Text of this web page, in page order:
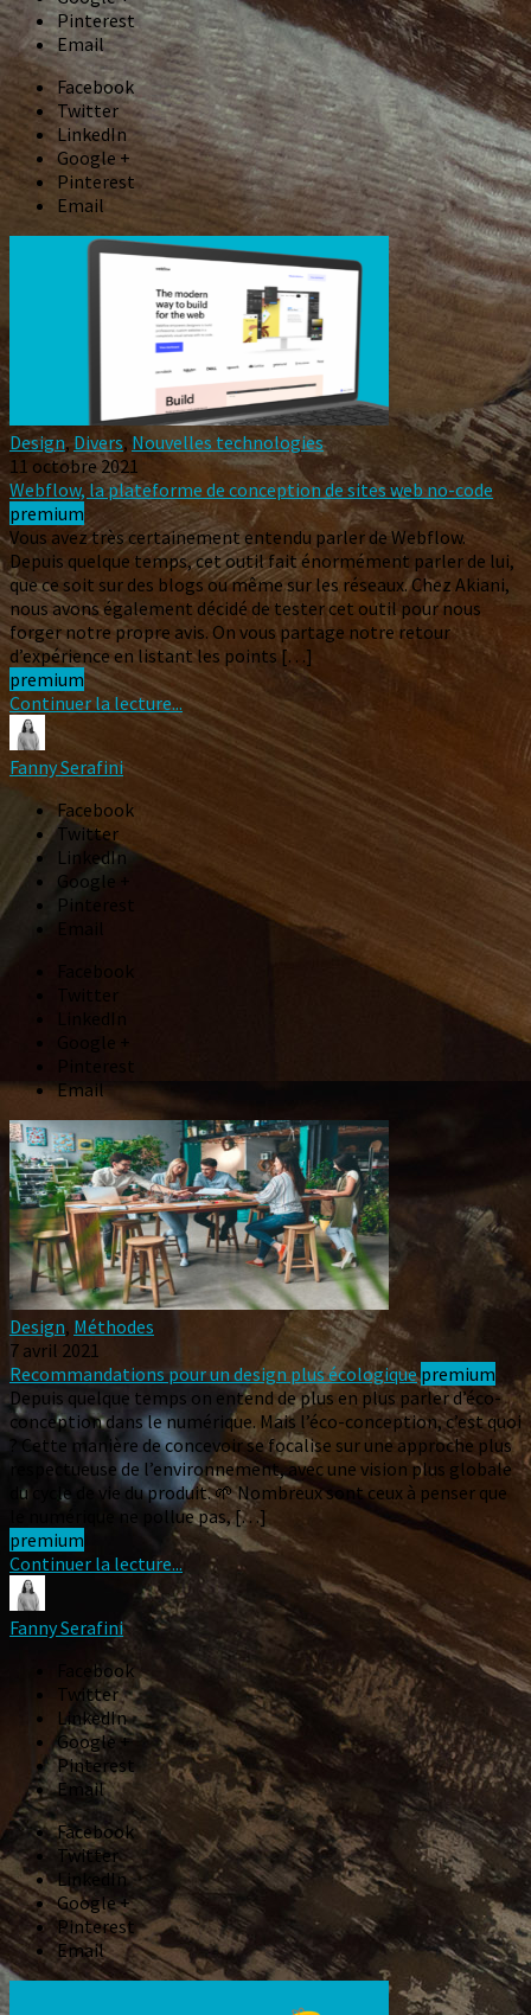
Pinterest
Email
Facebook
Twitter
LinkedIn
Google +
Pinterest
Email
Design, Divers, Nouvelles technologies
11 octobre 2021
Webflow, la plateforme de conception de sites web no-code
premium
Vous avez très certainement entendu parler de Webflow.
Depuis quelque temps, cet outil fait énormément parler de lui,
que ce soit sur des blogs ou même sur les réseaux. Chez Akiani,
nous avons également décidé de tester cet outil pour nous
forger notre propre avis. On vous partage notre retour
d’expérience en listant les points […]
premium
Continuer la lecture...
Fanny Serafini
Facebook
Twitter
LinkedIn
Google +
Pinterest
Email
Facebook
Twitter
LinkedIn
Google +
Pinterest
Email
Design, Méthodes
7 avril 2021
Recommandations pour un design plus écologique premium
Depuis quelque temps on entend de plus en plus parler d’éco-
conception dans le numérique. Mais l’éco-conception, c’est quoi
? Cette manière de concevoir se focalise sur une approche plus
respectueuse de l’environnement, avec une vision plus globale
du cycle de vie du produit. 🌱 Nombreux sont ceux à penser que
le numérique ne pollue pas, […]
premium
Continuer la lecture...
Fanny Serafini
Facebook
Twitter
LinkedIn
Google +
Pinterest
Email
Facebook
Twitter
LinkedIn
Google +
Pinterest
Email